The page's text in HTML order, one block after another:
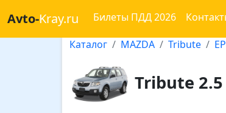
Avto-Kray.ru Билеты ПДД 2026
Каталог MAZDA Tribute
Tribute 2.5